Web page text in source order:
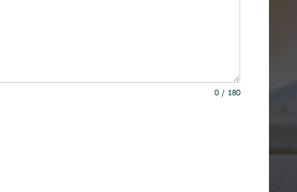
0 / 180